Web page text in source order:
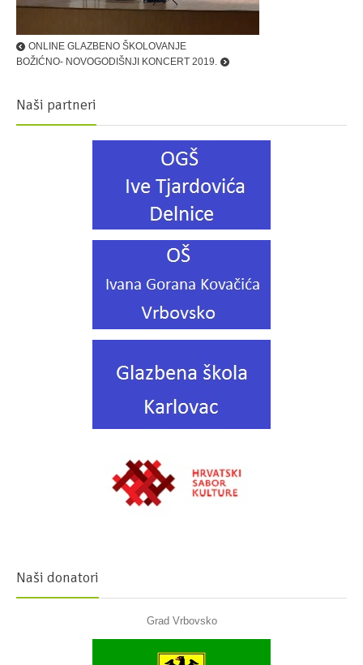
ONLINE GLAZBENO ŠKOLOVANJE
BOŽIĆNO- NOVOGODIŠNJI KONCERT 2019.
Naši partneri
Naši donatori
Grad Vrbovsko